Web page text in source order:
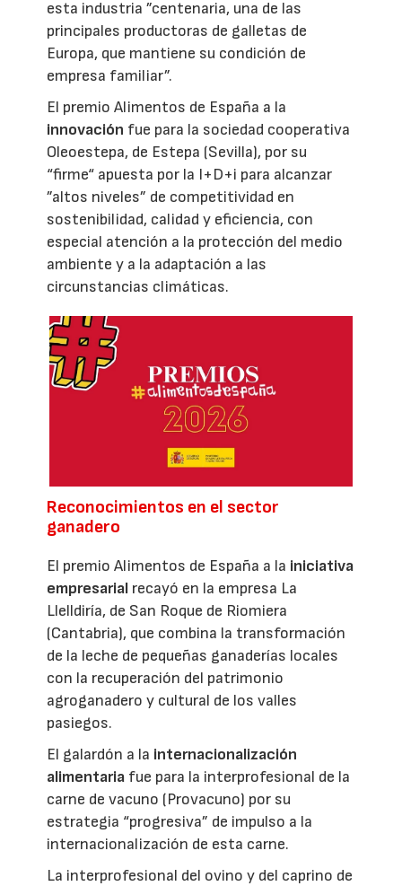
esta industria ”centenaria, una de las
principales productoras de galletas de
Europa, que mantiene su condición de
empresa familiar”.
El premio Alimentos de España a la
innovación fue para la sociedad cooperativa
Oleoestepa, de Estepa (Sevilla), por su
“firme“ apuesta por la I+D+i para alcanzar
”altos niveles” de competitividad en
sostenibilidad, calidad y eficiencia, con
especial atención a la protección del medio
ambiente y a la adaptación a las
circunstancias climáticas.
Reconocimientos en el sector
ganadero
El premio Alimentos de España a la iniciativa
empresarial recayó en la empresa La
Llelldiría, de San Roque de Riomiera
(Cantabria), que combina la transformación
de la leche de pequeñas ganaderías locales
con la recuperación del patrimonio
agroganadero y cultural de los valles
pasiegos.
El galardón a la internacionalización
alimentaria fue para la interprofesional de la
carne de vacuno (Provacuno) por su
estrategia “progresiva” de impulso a la
internacionalización de esta carne.
La interprofesional del ovino y del caprino de